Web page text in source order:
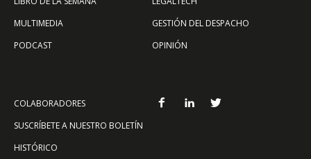
MULTIMEDIA
PODCAST
GESTIÓN DEL DESPACHO
OPINIÓN
COLABORADORES
SUSCRÍBETE A NUESTRO BOLETÍN
HISTÓRICO